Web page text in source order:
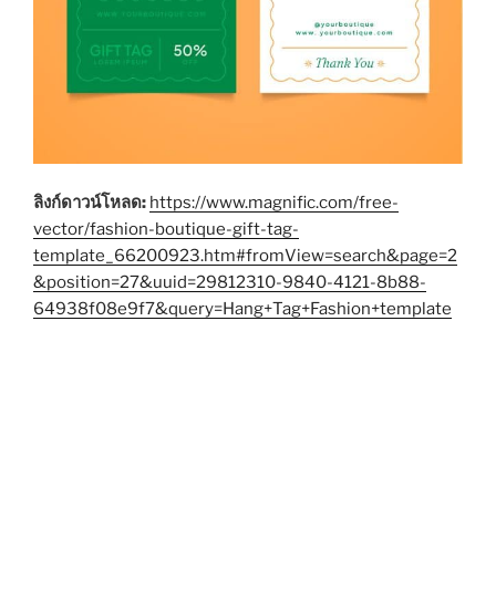
ลิงก์ดาวน์โหลด: https://www.magnific.com/free-
vector/fashion-boutique-gift-tag-
template_66200923.htm#fromView=search&page=2
&position=27&uuid=29812310-9840-4121-8b88-
64938f08e9f7&query=Hang+Tag+Fashion+template